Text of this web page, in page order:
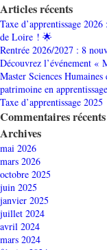
Articles récents
Taxe d’apprentissage
de Loire ! 🌟
Rentrée 2026/2027 : 8
Découvrez l’événement «
Master Sciences
patrimoine en
Taxe d’apprentissage 2025
Commentaires récents
Archives
mai 2026
mars 2026
octobre 2025
juin 2025
janvier 2025
juillet 2024
avril 2024
mars 2024